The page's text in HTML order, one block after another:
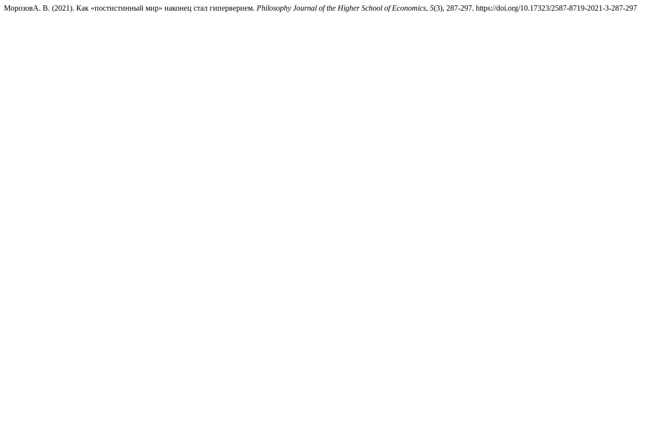
МорозовА. В. (2021). Как «постистинный мир» наконец стал гиперверием. Philosophy Journal of the Higher School of Economics, 5(3), 287-297. https://doi.org/10.17323/2587-8719-2021-3-287-297